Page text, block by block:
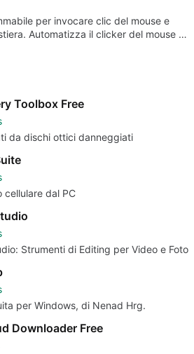
per invocare clic del mouse e
Automatizza il clicker del mouse e
Toolbox Free
da dischi ottici danneggiati
cellulare dal PC
Strumenti di Editing per Video e Foto
per Windows, di Nenad Hrg.
Downloader Free